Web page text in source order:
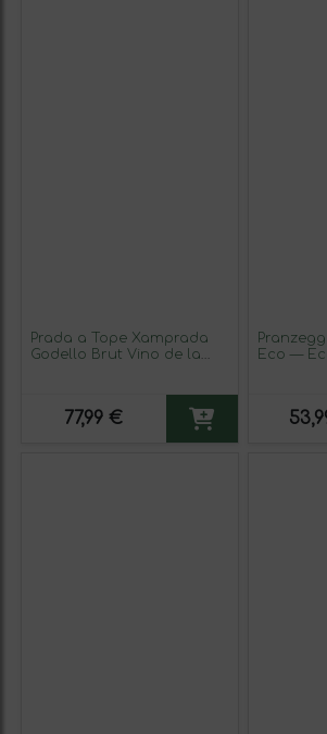
Prada a Tope Xamprada
Godello Brut Vino de la
3 unidades)
77,99 €
Eco —